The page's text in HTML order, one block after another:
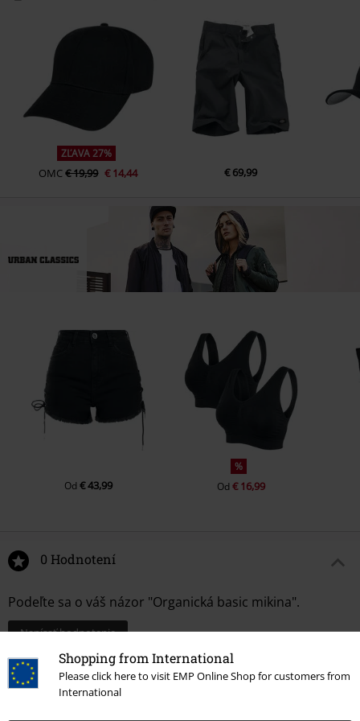
Shopping from International
Please click here to visit EMP Online Shop for customers from
International
ZĽAVA 27%
OMC€ 19,99 € 14,44 € 69,99
Od € 43,99
%
Od € 16,99
0 Hodnotení
Podeľte sa o váš názor "Organická basic mikina".
Napísať hodnotenie